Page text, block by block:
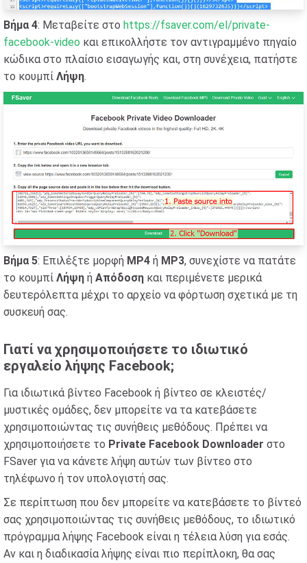
Βήμα 4: Μεταβείτε στο https://fsaver.com/el/private-
facebook-video και επικολλήστε τον αντιγραμμένο πηγαίο
κώδικα στο πλαίσιο εισαγωγής και, στη συνέχεια, πατήστε
το κουμπί Λήψη.
Βήμα 5: Επιλέξτε μορφή MP4 ή MP3, συνεχίστε να πατάτε
το κουμπί Λήψη ή Απόδοση και περιμένετε μερικά
δευτερόλεπτα μέχρι το αρχείο να φόρτωση σχετικά με τη
συσκευή σας.
Γιατί να χρησιμοποιήσετε το ιδιωτικό
εργαλείο λήψης Facebook;
Για ιδιωτικά βίντεο Facebook ή βίντεο σε κλειστές/
μυστικές ομάδες, δεν μπορείτε να τα κατεβάσετε
χρησιμοποιώντας τις συνήθεις μεθόδους. Πρέπει να
χρησιμοποιήσετε το Private Facebook Downloader στο
FSaver για να κάνετε λήψη αυτών των βίντεο στο
τηλέφωνο ή τον υπολογιστή σας.
Σε περίπτωση που δεν μπορείτε να κατεβάσετε το βίντεό
σας χρησιμοποιώντας τις συνήθεις μεθόδους, το ιδιωτικό
πρόγραμμα λήψης Facebook είναι η τέλεια λύση για εσάς.
Αν και η διαδικασία λήψης είναι πιο περίπλοκη, θα σας